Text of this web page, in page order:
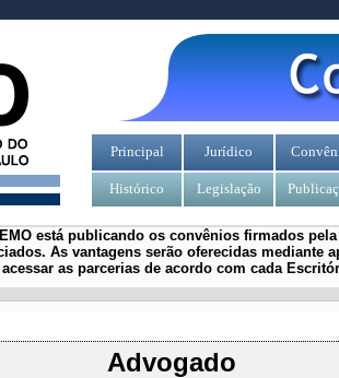
Principal Jurídico
Histórico Legislação
está publicando os convênios firmados
As vantagens serão oferecidas mediante
as parcerias de acordo com cada
Advogado